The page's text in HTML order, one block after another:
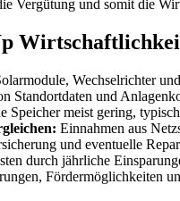
Vergütung und somit die
Wechselrichter
Standortdaten und
Speicher meist gering,
Einnahmen aus
und eventuelle
durch jährliche
Fördermöglichkeiten